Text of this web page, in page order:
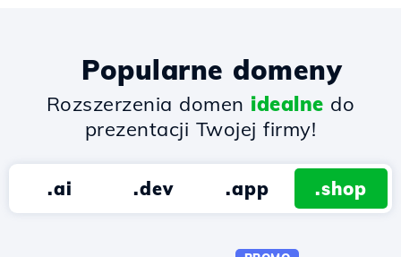
Popularne domeny
Rozszerzenia domen idealne do
prezentacji Twojej firmy!
.ai .dev .app .shop